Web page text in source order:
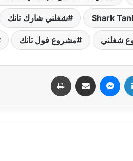
شغلني شارك تانك
شغلني مشروع فول تانك
لينكدإن ماسنجر مشاركة عبر البريد